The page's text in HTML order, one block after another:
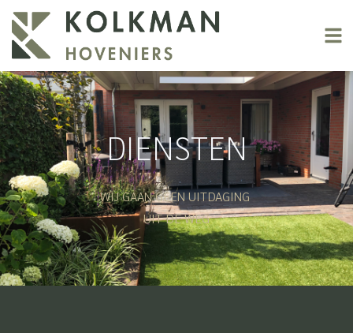
DIENSTEN
WIJ GAAN GEEN UITDAGING
UIT DE WEG